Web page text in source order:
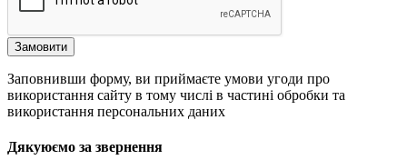
Замовити
Заповнивши форму, ви приймаєте умови угоди про
використання сайту в тому числі в частині обробки та
використання персональних даних
Дякуюємо за звернення